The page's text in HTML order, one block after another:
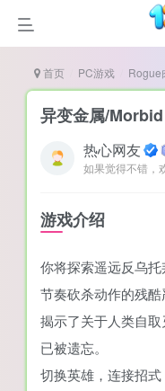
（摸鱼游戏）
首页 PC游戏 Rogue
异变金属/
热心网友
如果觉得不错，
游戏介绍
你将探索遥远反乌
节奏砍杀动作的残
揭示了关于人类自
已被遗忘。
切换英雄，连接招